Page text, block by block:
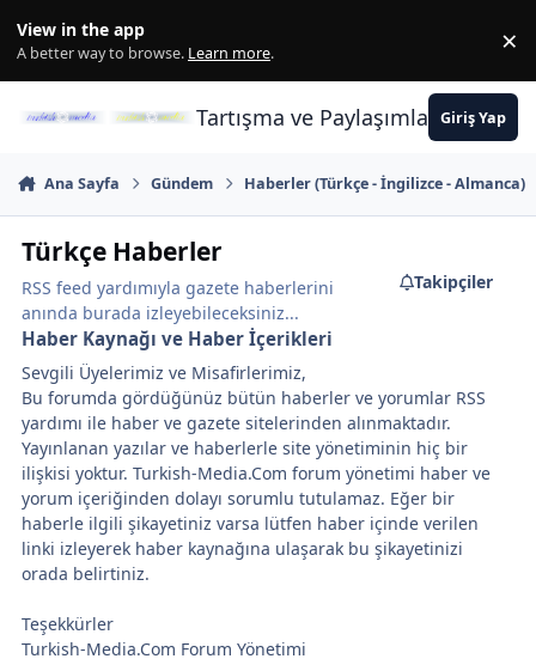
View in the app
A better way to browse. Learn more. ×
Tartışma ve PaylaşımlarınGiriş Yap
Ana Sayfa Gündem Haberler (Türkçe - İngilizce - Almanca)
Türkçe Haberler
RSS feed yardımıyla gazete haberlerini
anında burada izleyebileceksiniz...
Takipçiler
Haber Kaynağı ve Haber İçerikleri
Sevgili Üyelerimiz ve Misafirlerimiz,
Bu forumda gördüğünüz bütün haberler ve yorumlar RSS
yardımı ile haber ve gazete sitelerinden alınmaktadır.
Yayınlanan yazılar ve haberlerle site yönetiminin hiç bir
ilişkisi yoktur. Turkish-Media.Com forum yönetimi haber ve
yorum içeriğinden dolayı sorumlu tutulamaz. Eğer bir
haberle ilgili şikayetiniz varsa lütfen haber içinde verilen
linki izleyerek haber kaynağına ulaşarak bu şikayetinizi
orada belirtiniz.
Teşekkürler
Turkish-Media.Com Forum Yönetimi